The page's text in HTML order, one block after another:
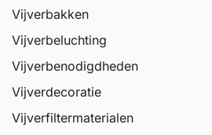
Vijverbakken
Vijverbeluchting
Vijverbenodigdheden
Vijverdecoratie
Vijverfiltermaterialen